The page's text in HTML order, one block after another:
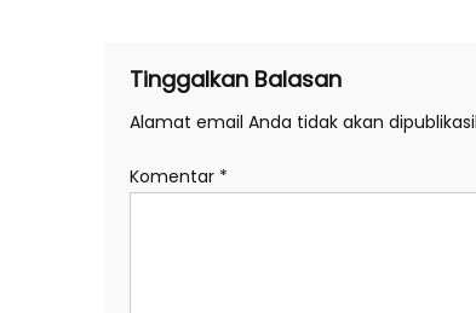
Tinggalkan Balasan
Alamat email Anda tidak akan
Komentar *